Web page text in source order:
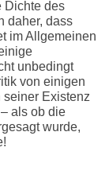
Dichte des
daher, dass
im Allgemeinen
unbedingt
von einigen
seiner Existenz
als ob die
wurde,